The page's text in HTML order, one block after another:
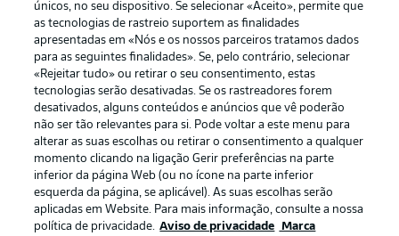
Football as it’s meant to be
APLICATIVO DA BUNDESLIGA
Oferecido por
únicos, no seu dispositivo. Se selecionar «Aceito», permite que
as tecnologias de rastreio suportem as finalidades
apresentadas em «Nós e os nossos parceiros tratamos dados
para as seguintes finalidades». Se, pelo contrário, selecionar
«Rejeitar tudo» ou retirar o seu consentimento, estas
tecnologias serão desativadas. Se os rastreadores forem
desativados, alguns conteúdos e anúncios que vê poderão
não ser tão relevantes para si. Pode voltar a este menu para
alterar as suas escolhas ou retirar o consentimento a qualquer
momento clicando na ligação Gerir preferências na parte
inferior da página Web (ou no ícone na parte inferior
esquerda da página, se aplicável). As suas escolhas serão
aplicadas em Website. Para mais informação, consulte a nossa
política de privacidade. Aviso de privacidade Marca